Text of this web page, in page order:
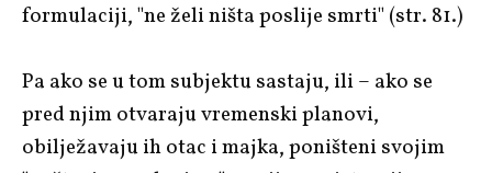
formulaciji, "ne želi ništa poslije smrti" (str. 81.)
Pa ako se u tom subjektu sastaju, ili – ako se
pred njim otvaraju vremenski planovi,
obilježavaju ih otac i majka, poništeni svojim